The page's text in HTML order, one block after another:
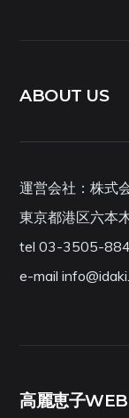
ABOUT US
運営会社：株式
東京都港区六本
tel 03-3505-
e-mail
高麗恵子